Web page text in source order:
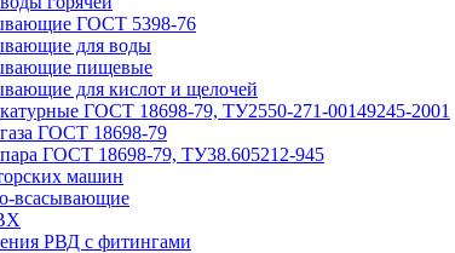
ГОСТ 5398-76
для воды
пищевые
для кислот и щелочей
ГОСТ 18698-79, ТУ2550-271-00149245-2001
ГОСТ 18698-79
ГОСТ 18698-79, ТУ38.605212-945
машин
всасывающие
РВД с фитингами